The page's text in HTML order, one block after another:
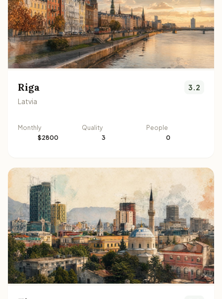
Riga
Latvia
3.2
Monthly
$2800
Quality
3
People
0